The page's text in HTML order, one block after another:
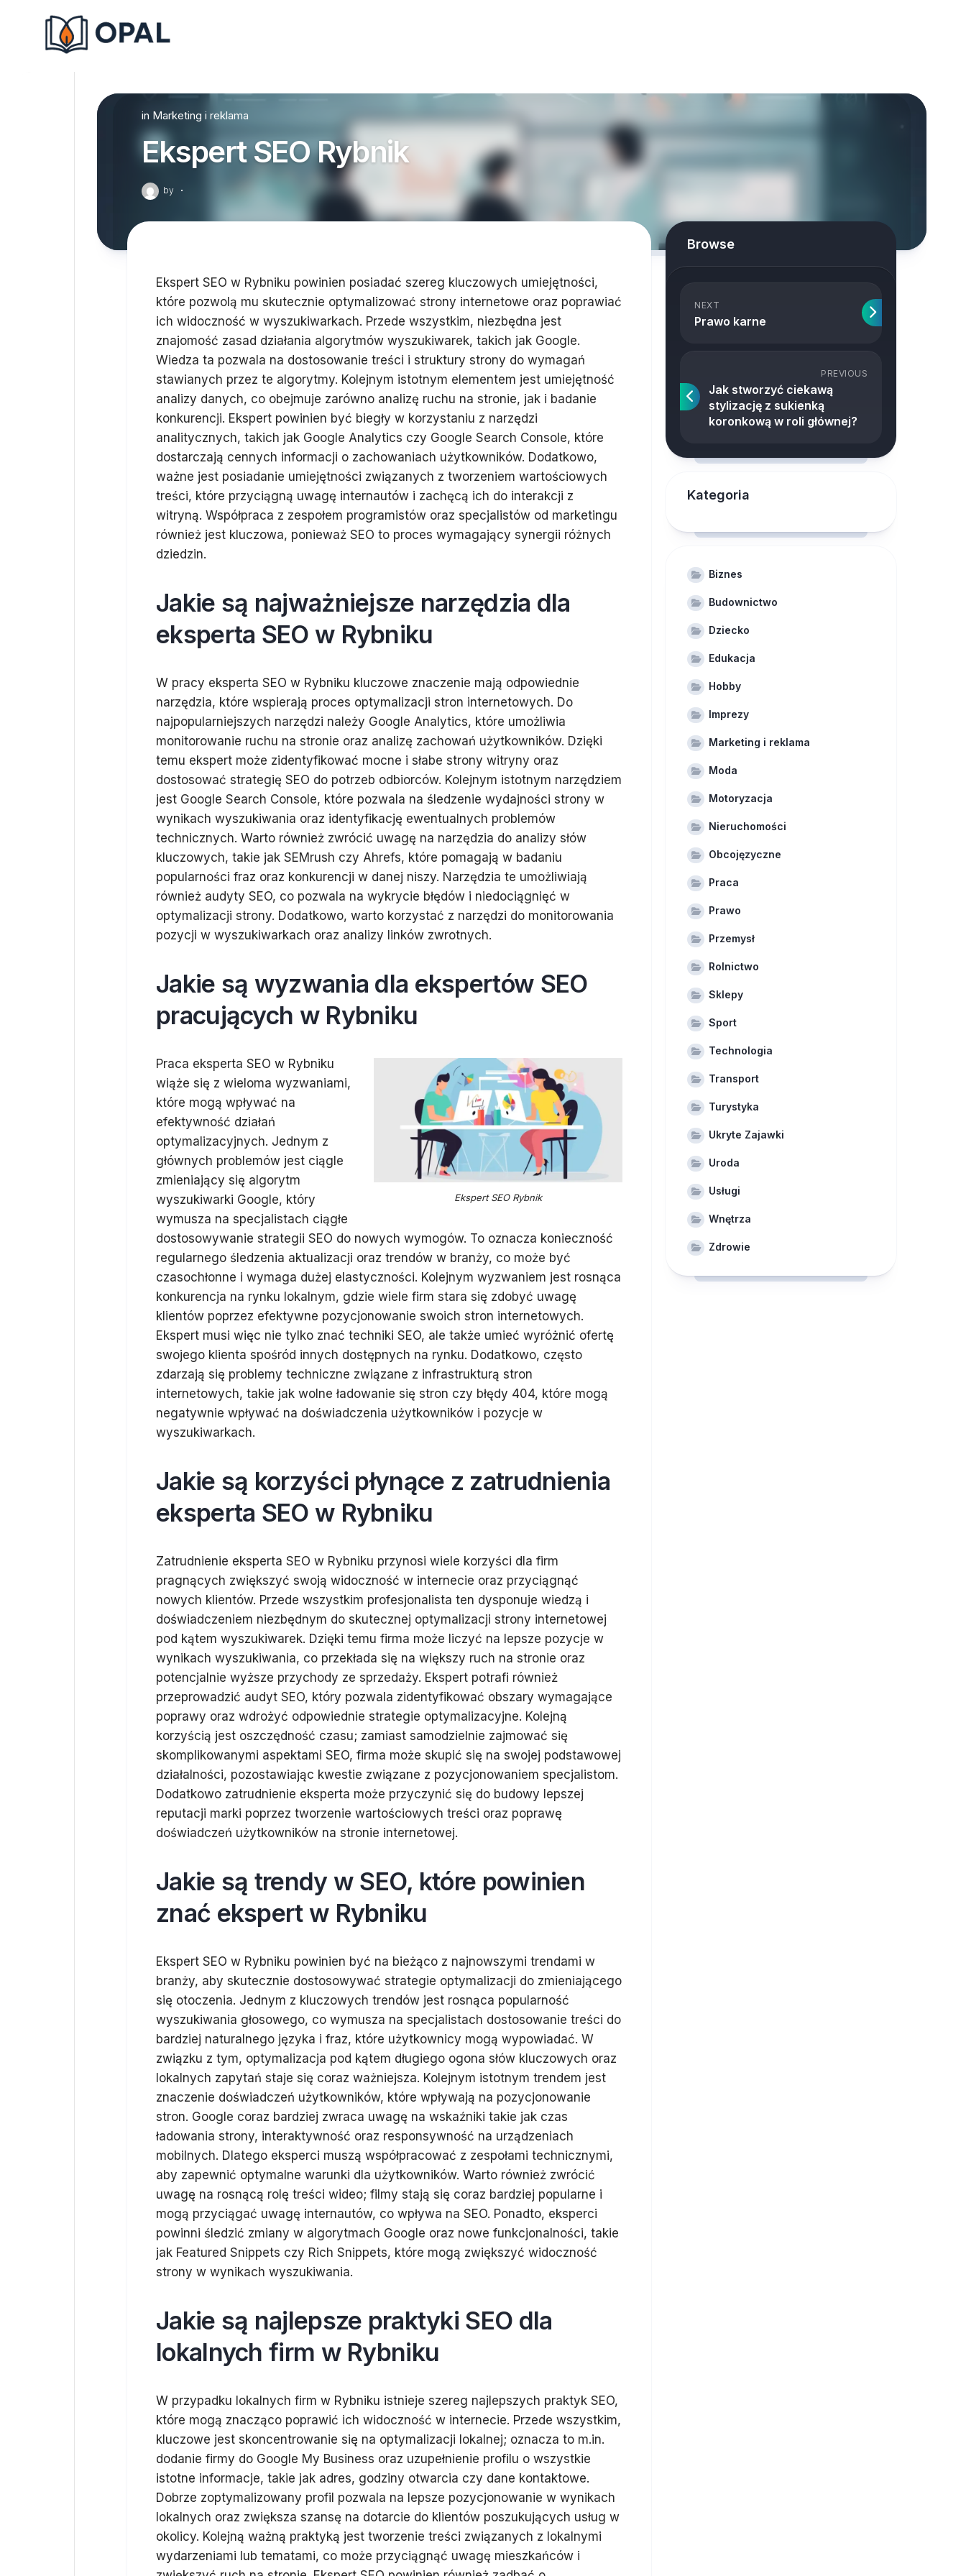
in Marketing i reklama
Ekspert SEO Rybnik
by ·
Ekspert SEO w Rybniku powinien posiadać szereg kluczowych umiejętności,
które pozwolą mu skutecznie optymalizować strony internetowe oraz poprawiać
ich widoczność w wyszukiwarkach. Przede wszystkim, niezbędna jest
znajomość zasad działania algorytmów wyszukiwarek, takich jak Google.
Wiedza ta pozwala na dostosowanie treści i struktury strony do wymagań
stawianych przez te algorytmy. Kolejnym istotnym elementem jest umiejętność
analizy danych, co obejmuje zarówno analizę ruchu na stronie, jak i badanie
konkurencji. Ekspert powinien być biegły w korzystaniu z narzędzi
analitycznych, takich jak Google Analytics czy Google Search Console, które
dostarczają cennych informacji o zachowaniach użytkowników. Dodatkowo,
ważne jest posiadanie umiejętności związanych z tworzeniem wartościowych
treści, które przyciągną uwagę internautów i zachęcą ich do interakcji z
witryną. Współpraca z zespołem programistów oraz specjalistów od marketingu
również jest kluczowa, ponieważ SEO to proces wymagający synergii różnych
dziedzin.
Jakie są najważniejsze narzędzia dla
eksperta SEO w Rybniku
W pracy eksperta SEO w Rybniku kluczowe znaczenie mają odpowiednie
narzędzia, które wspierają proces optymalizacji stron internetowych. Do
najpopularniejszych narzędzi należy Google Analytics, które umożliwia
monitorowanie ruchu na stronie oraz analizę zachowań użytkowników. Dzięki
temu ekspert może zidentyfikować mocne i słabe strony witryny oraz
dostosować strategię SEO do potrzeb odbiorców. Kolejnym istotnym narzędziem
jest Google Search Console, które pozwala na śledzenie wydajności strony w
wynikach wyszukiwania oraz identyfikację ewentualnych problemów
technicznych. Warto również zwrócić uwagę na narzędzia do analizy słów
kluczowych, takie jak SEMrush czy Ahrefs, które pomagają w badaniu
popularności fraz oraz konkurencji w danej niszy. Narzędzia te umożliwiają
również audyty SEO, co pozwala na wykrycie błędów i niedociągnięć w
optymalizacji strony. Dodatkowo, warto korzystać z narzędzi do monitorowania
pozycji w wyszukiwarkach oraz analizy linków zwrotnych.
Jakie są wyzwania dla ekspertów SEO
pracujących w Rybniku
Ekspert SEO Rybnik
Praca eksperta SEO w Rybniku
wiąże się z wieloma wyzwaniami,
które mogą wpływać na
efektywność działań
optymalizacyjnych. Jednym z
głównych problemów jest ciągle
zmieniający się algorytm
wyszukiwarki Google, który
wymusza na specjalistach ciągłe
dostosowywanie strategii SEO do nowych wymogów. To oznacza konieczność
regularnego śledzenia aktualizacji oraz trendów w branży, co może być
czasochłonne i wymaga dużej elastyczności. Kolejnym wyzwaniem jest rosnąca
konkurencja na rynku lokalnym, gdzie wiele firm stara się zdobyć uwagę
klientów poprzez efektywne pozycjonowanie swoich stron internetowych.
Ekspert musi więc nie tylko znać techniki SEO, ale także umieć wyróżnić ofertę
swojego klienta spośród innych dostępnych na rynku. Dodatkowo, często
zdarzają się problemy techniczne związane z infrastrukturą stron
internetowych, takie jak wolne ładowanie się stron czy błędy 404, które mogą
negatywnie wpływać na doświadczenia użytkowników i pozycje w
wyszukiwarkach.
Jakie są korzyści płynące z zatrudnienia
eksperta SEO w Rybniku
Zatrudnienie eksperta SEO w Rybniku przynosi wiele korzyści dla firm
pragnących zwiększyć swoją widoczność w internecie oraz przyciągnąć
nowych klientów. Przede wszystkim profesjonalista ten dysponuje wiedzą i
doświadczeniem niezbędnym do skutecznej optymalizacji strony internetowej
pod kątem wyszukiwarek. Dzięki temu firma może liczyć na lepsze pozycje w
wynikach wyszukiwania, co przekłada się na większy ruch na stronie oraz
potencjalnie wyższe przychody ze sprzedaży. Ekspert potrafi również
przeprowadzić audyt SEO, który pozwala zidentyfikować obszary wymagające
poprawy oraz wdrożyć odpowiednie strategie optymalizacyjne. Kolejną
korzyścią jest oszczędność czasu; zamiast samodzielnie zajmować się
skomplikowanymi aspektami SEO, firma może skupić się na swojej podstawowej
działalności, pozostawiając kwestie związane z pozycjonowaniem specjalistom.
Dodatkowo zatrudnienie eksperta może przyczynić się do budowy lepszej
reputacji marki poprzez tworzenie wartościowych treści oraz poprawę
doświadczeń użytkowników na stronie internetowej.
Jakie są trendy w SEO, które powinien
znać ekspert w Rybniku
Ekspert SEO w Rybniku powinien być na bieżąco z najnowszymi trendami w
branży, aby skutecznie dostosowywać strategie optymalizacji do zmieniającego
się otoczenia. Jednym z kluczowych trendów jest rosnąca popularność
wyszukiwania głosowego, co wymusza na specjalistach dostosowanie treści do
bardziej naturalnego języka i fraz, które użytkownicy mogą wypowiadać. W
związku z tym, optymalizacja pod kątem długiego ogona słów kluczowych oraz
lokalnych zapytań staje się coraz ważniejsza. Kolejnym istotnym trendem jest
znaczenie doświadczeń użytkowników, które wpływają na pozycjonowanie
stron. Google coraz bardziej zwraca uwagę na wskaźniki takie jak czas
ładowania strony, interaktywność oraz responsywność na urządzeniach
mobilnych. Dlatego eksperci muszą współpracować z zespołami technicznymi,
aby zapewnić optymalne warunki dla użytkowników. Warto również zwrócić
uwagę na rosnącą rolę treści wideo; filmy stają się coraz bardziej popularne i
mogą przyciągać uwagę internautów, co wpływa na SEO. Ponadto, eksperci
powinni śledzić zmiany w algorytmach Google oraz nowe funkcjonalności, takie
jak Featured Snippets czy Rich Snippets, które mogą zwiększyć widoczność
strony w wynikach wyszukiwania.
Jakie są najlepsze praktyki SEO dla
lokalnych firm w Rybniku
W przypadku lokalnych firm w Rybniku istnieje szereg najlepszych praktyk SEO,
które mogą znacząco poprawić ich widoczność w internecie. Przede wszystkim,
kluczowe jest skoncentrowanie się na optymalizacji lokalnej; oznacza to m.in.
dodanie firmy do Google My Business oraz uzupełnienie profilu o wszystkie
istotne informacje, takie jak adres, godziny otwarcia czy dane kontaktowe.
Dobrze zoptymalizowany profil pozwala na lepsze pozycjonowanie w wynikach
lokalnych oraz zwiększa szansę na dotarcie do klientów poszukujących usług w
okolicy. Kolejną ważną praktyką jest tworzenie treści związanych z lokalnymi
wydarzeniami lub tematami, co może przyciągnąć uwagę mieszkańców i
Browse
NEXT
Prawo karne
PREVIOUS
Jak stworzyć ciekawą
stylizację z sukienką
koronkową w roli głównej?
Kategoria
Biznes
Budownictwo
Dziecko
Edukacja
Hobby
Imprezy
Marketing i reklama
Moda
Motoryzacja
Nieruchomości
Obcojęzyczne
Praca
Prawo
Przemysł
Rolnictwo
Sklepy
Sport
Technologia
Transport
Turystyka
Ukryte Zajawki
Uroda
Usługi
Wnętrza
Zdrowie